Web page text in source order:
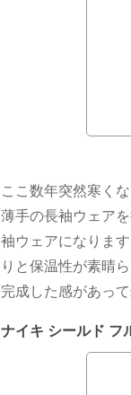
ここ数年突然寒く
薄手の長袖ウェア
袖ウェアになりま
りと保温性が素晴
完成した感があっ
ナイキ シールド フ